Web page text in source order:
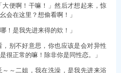
便啊！干嘛！」然后才想起来，惊
会在这里？想偷看啊！」
！是我先进来得的欸！」
别不好意思，你也应该是会对异性
很正常的嘛！除非你是同性恋。」
～二姐，我在洗澡，是我先进来浴